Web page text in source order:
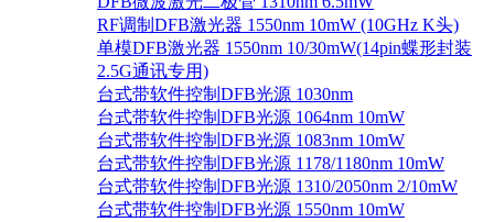
RF调制DFB激光器 1550nm 10mW (10GHz K头)
单模DFB激光器 1550nm 10/30mW(14pin蝶形封装
2.5G通讯专用)
台式带软件控制DFB光源 1030nm
台式带软件控制DFB光源 1064nm 10mW
台式带软件控制DFB光源 1083nm 10mW
台式带软件控制DFB光源 1178/1180nm 10mW
台式带软件控制DFB光源 1310/2050nm 2/10mW
台式带软件控制DFB光源 1550nm 10mW